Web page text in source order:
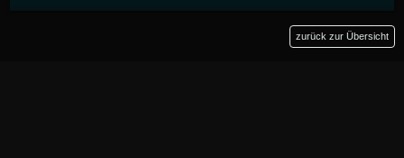
zurück zur Übersicht